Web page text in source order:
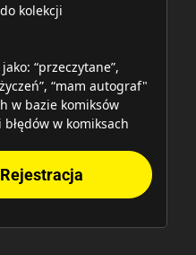
kolekcji
“przeczytane”,
“mam autograf"
w bazie komiksów
w komiksach